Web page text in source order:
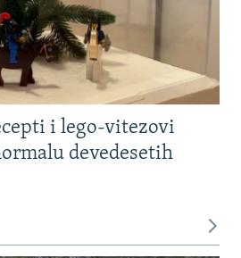
i lego-vitezovi
devedesetih